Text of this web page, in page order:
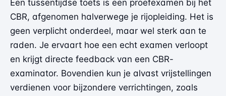
Een tussentijdse toets is een proefexamen bij het
CBR, afgenomen halverwege je rijopleiding. Het is
geen verplicht onderdeel, maar wel sterk aan te
raden. Je ervaart hoe een echt examen verloopt
en krijgt directe feedback van een CBR-
examinator. Bovendien kun je alvast vrijstellingen
verdienen voor bijzondere verrichtingen, zoals